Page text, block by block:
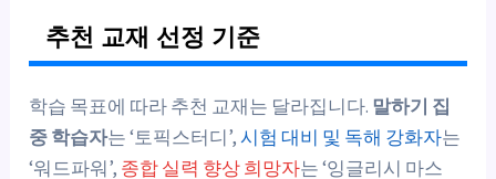
추천 교재 선정 기준
학습 목표에 따라 추천 교재는 달라집니다. 말하기 집
중 학습자는 ‘토픽스터디’,시험 대비 및 독해 강화자는
‘워드파워’, 종합 실력 향상 희망자는 ‘잉글리시 마스